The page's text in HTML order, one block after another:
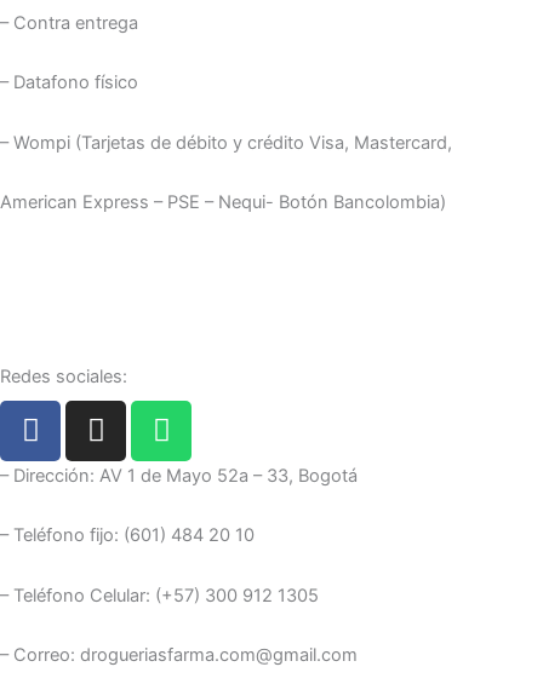
– Contra entrega
– Datafono físico
– Wompi (Tarjetas de débito y crédito Visa, Mastercard,
American Express – PSE – Nequi- Botón Bancolombia)
Redes sociales:
F
a
c
b
o
I
n
s
a
r
m
W
h
a
s
p
– Dirección: AV 1 de Mayo 52a – 33, Bogotá
– Teléfono fijo: (601) 484 20 10
– Teléfono Celular: (+57) 300 912 1305
– Correo: drogueriasfarma.com@gmail.com